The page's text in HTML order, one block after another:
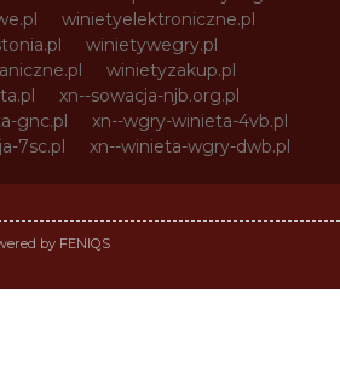
winietyelektroniczne.pl
winietywegry.pl
winietyzakup.pl
xn--sowacja-njb.org.pl
gnc.pl
xn--wgry-winieta-4vb.pl
7sc.pl
xn--winieta-wgry-dwb.pl
by FENIQS